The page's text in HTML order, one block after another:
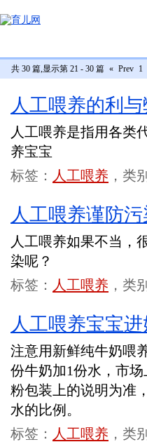
共 30 篇,显示第 21 - 30 篇 « Prev 1
人工喂养的利与
人工喂养是指用各类
养宝宝
标签： 人工喂养 ，类
人工喂养谨防污
人工喂养如果不当，
染呢？
标签： 人工喂养 ，类
人工喂养宝宝
注意用新鲜纯牛奶喂
份牛奶加1份水，市
粉包装上的说明为准
水的比例。
标签： 人工喂养 ，类